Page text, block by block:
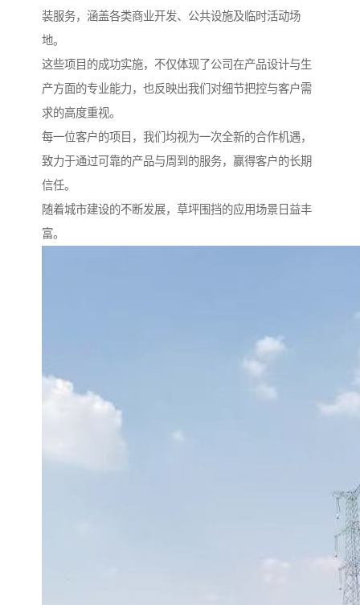
装服务，涵盖各类商业开发、公共设施及临时活动场
地。
这些项目的成功实施，不仅体现了公司在产品设计与生
产方面的专业能力，也反映出我们对细节把控与客户需
求的高度重视。
每一位客户的项目，我们均视为一次全新的合作机遇，
致力于通过可靠的产品与周到的服务，赢得客户的长期
信任。
随着城市建设的不断发展，草坪围挡的应用场景日益丰
富。